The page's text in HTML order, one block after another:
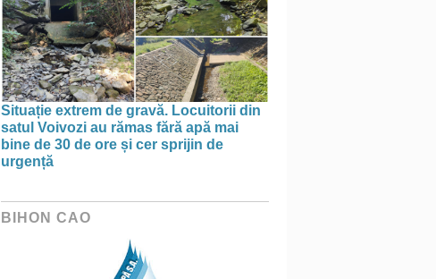
Situație extrem de gravă. Locuitorii din
satul Voivozi au rămas fără apă mai
bine de 30 de ore și cer sprijin de
urgență
BIHON CAO